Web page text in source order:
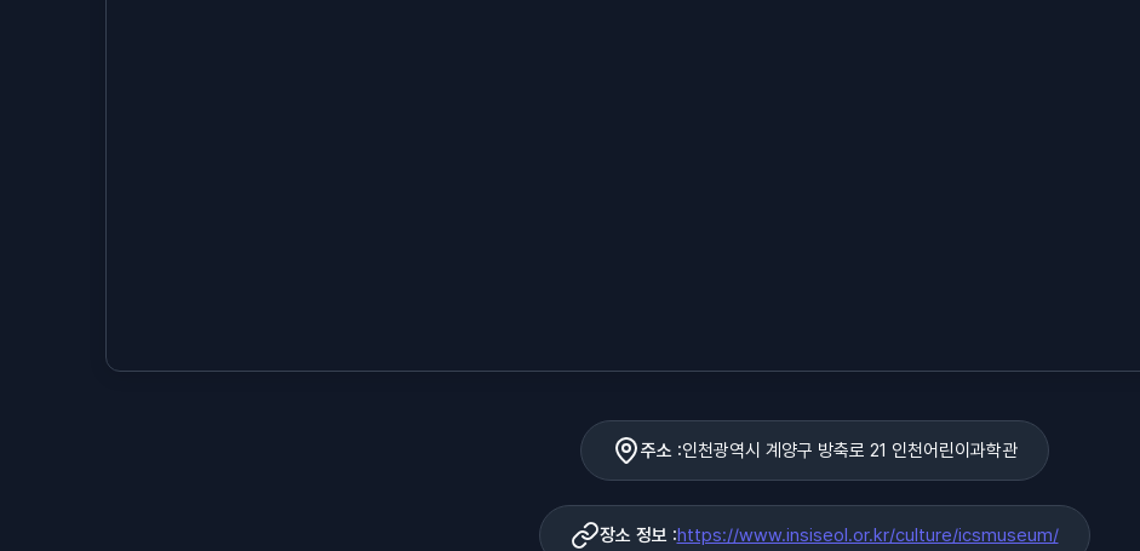
주소 :인천광역시 계양구 방축로 21 인천어린이과학관
장소 정보 :https://www.insiseol.or.kr/culture/icsmuseum/